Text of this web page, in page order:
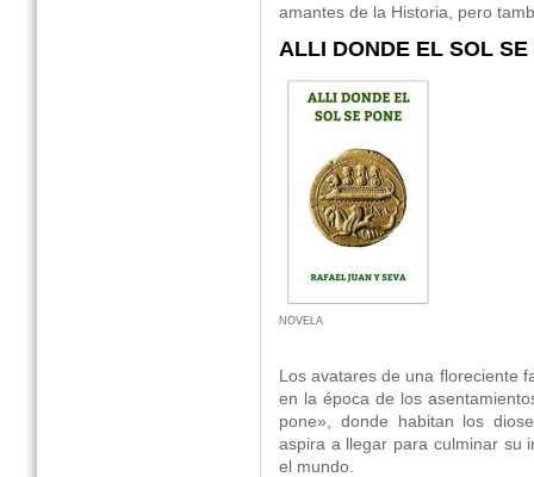
amantes de la Historia, pero
ALLI DONDE EL SOL SE
NOVELA
Los avatares de una floreciente
en la época de los
pone», donde habitan los
aspira a llegar para culminar su
el mundo.